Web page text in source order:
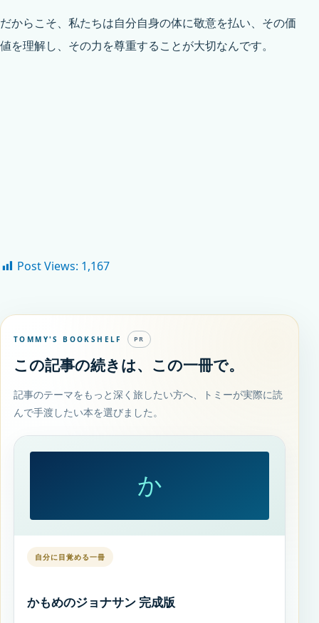
だからこそ、私たちは自分自身の体に敬意を払い、その価
値を理解し、その力を尊重することが大切なんです。
Post Views: 1,167
TOMMY'S BOOKSHELF PR
この記事の続きは、この一冊で。
記事のテーマをもっと深く旅したい方へ、トミーが実際に読
んで手渡したい本を選びました。
か
自分に目覚める一冊
かもめのジョナサン 完成版